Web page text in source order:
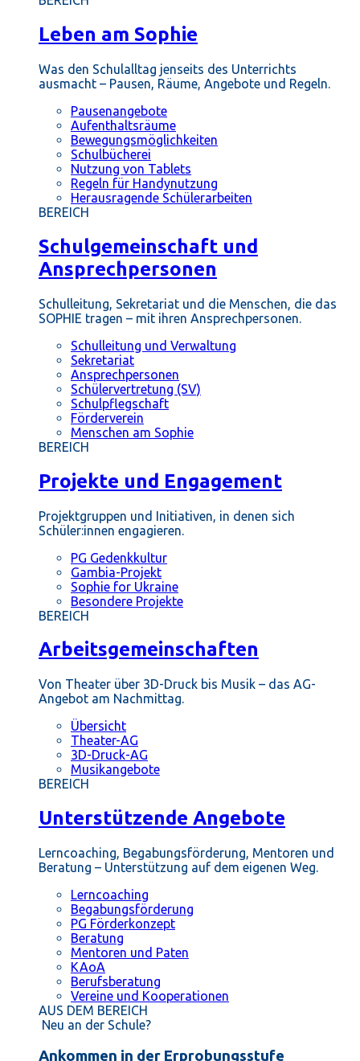
Leben am Sophie
Was den Schulalltag jenseits des Unterrichts
ausmacht – Pausen, Räume, Angebote und Regeln.
Pausenangebote
Aufenthaltsräume
Bewegungsmöglichkeiten
Schulbücherei
Nutzung von Tablets
Regeln für Handynutzung
Herausragende Schülerarbeiten
BEREICH
Schulgemeinschaft und
Ansprechpersonen
Schulleitung, Sekretariat und die Menschen, die das
SOPHIE tragen – mit ihren Ansprechpersonen.
Schulleitung und Verwaltung
Sekretariat
Ansprechpersonen
Schülervertretung (SV)
Schulpflegschaft
Förderverein
Menschen am Sophie
BEREICH
Projekte und Engagement
Projektgruppen und Initiativen, in denen sich
Schüler:innen engagieren.
PG Gedenkkultur
Gambia-Projekt
Sophie for Ukraine
Besondere Projekte
BEREICH
Arbeitsgemeinschaften
Von Theater über 3D-Druck bis Musik – das AG-
Angebot am Nachmittag.
Übersicht
Theater-AG
3D-Druck-AG
Musikangebote
BEREICH
Unterstützende Angebote
Lerncoaching, Begabungsförderung, Mentoren und
Beratung – Unterstützung auf dem eigenen Weg.
Lerncoaching
Begabungsförderung
PG Förderkonzept
Beratung
Mentoren und Paten
KAoA
Berufsberatung
Vereine und Kooperationen
AUS DEM BEREICH
Neu an der Schule?
Ankommen in der Erprobungsstufe